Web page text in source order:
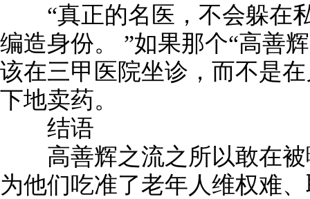
“真正的名医，不会躲在
编造身份。 ”如果那个“高善
该在三甲医院坐诊，而不是
下地卖药。
结语
高善辉之流之所以敢在被
为他们吃准了老年人维权难